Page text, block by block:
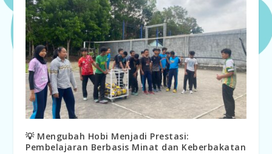
💡 Mengubah Hobi Menjadi Prestasi:
Pembelajaran Berbasis Minat dan Keberbakatan